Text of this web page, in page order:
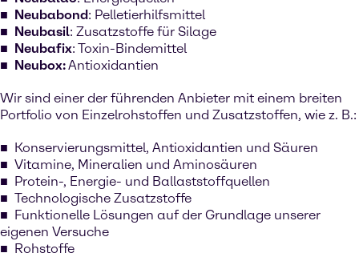
Neubabond: Pelletierhilfsmittel
Neubasil: Zusatzstoffe für Silage
Neubafix: Toxin-Bindemittel
Neubox:Antioxidantien
Wir sind einer der führenden Anbieter mit einem breiten
Portfolio von Einzelrohstoffen und Zusatzstoffen, wie z. B.:
Konservierungsmittel, Antioxidantien und Säuren
Vitamine, Mineralien und Aminosäuren
Protein-, Energie- und Ballaststoffquellen
Technologische Zusatzstoffe
Funktionelle Lösungen auf der Grundlage unserer
eigenen Versuche
Rohstoffe